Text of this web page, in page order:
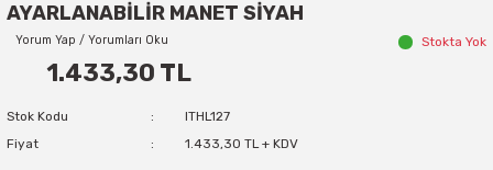
AYARLANABİLİR MANET SİYAH
Yorum Yap / Yorumları Oku Stokta Yok
1.433,30 TL
Stok Kodu
ITHL127
Fiyat
1.433,30 TL + KDV